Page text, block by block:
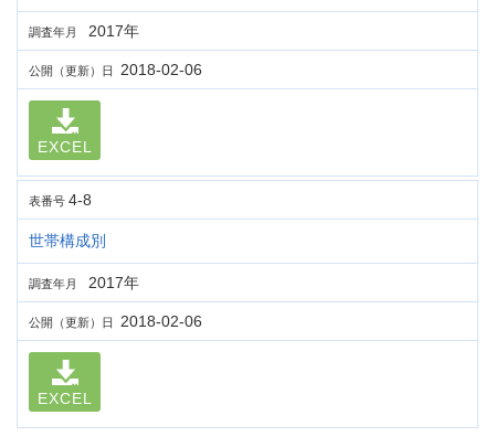
調査年月 2017年
公開（更新）日 2018-02-06
EXCEL
表番号 4-8
世帯構成別
調査年月 2017年
公開（更新）日 2018-02-06
EXCEL